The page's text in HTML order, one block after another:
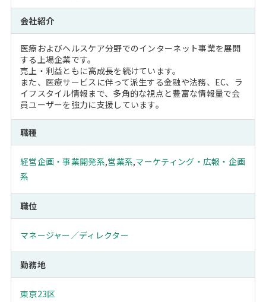
会社紹介
医療およびヘルスケア分野でのインターネット事業を展開
する上場企業です。
売上・利益ともに高成長を続けています。
また、医療サービスに伴って派生する金融や法務、EC、ラ
イフスタイル情報まで、多角的な視点と豊富な情報量で会
員ユーザーを強力に支援しています。
職種
経営企画・事業開発系,営業系,マーケティング・広報・企画
系
職位
マネージャー／ディレクター
勤務地
東京23区